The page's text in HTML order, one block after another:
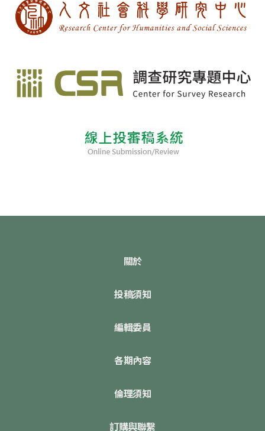
關於
投稿須知
編輯委員
各期內容
倫理須知
訂購與聯繫